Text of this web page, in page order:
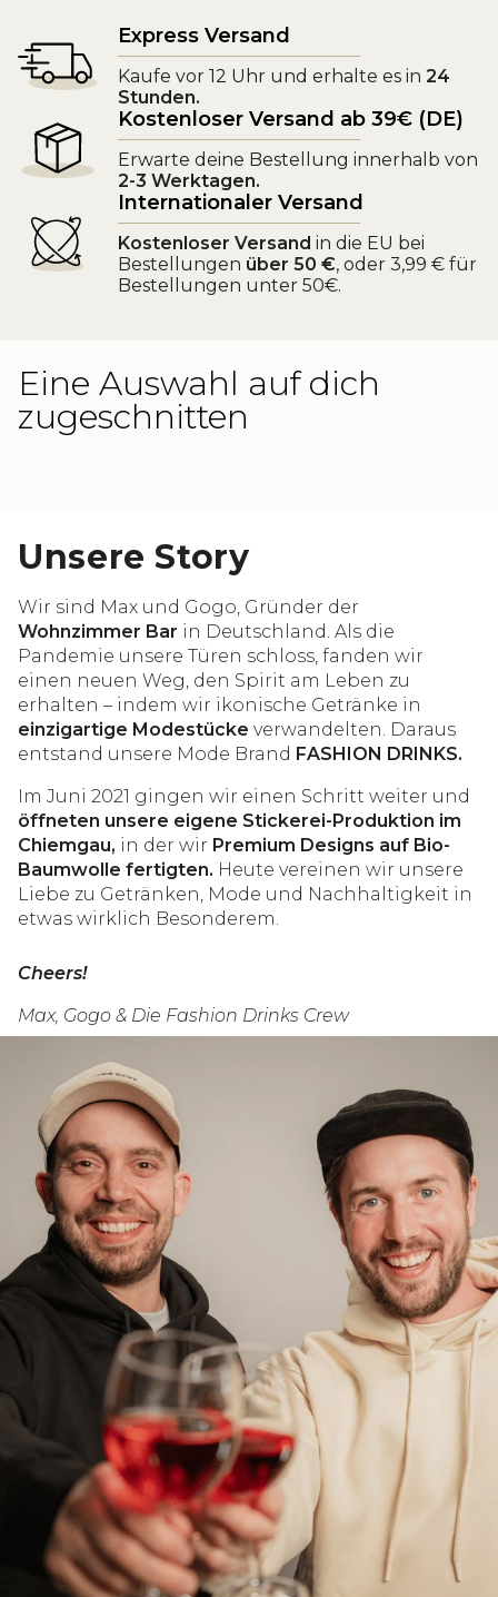
Express Versand
Kaufe vor 12 Uhr und erhalte es in 24
Stunden.
Kostenloser Versand ab 39€ (DE)
Erwarte deine Bestellung innerhalb von
2-3 Werktagen.
Internationaler Versand
Kostenloser Versand in die EU bei
Bestellungen über 50 €, oder 3,99 € für
Bestellungen unter 50€.
Eine Auswahl auf dich
zugeschnitten
Unsere Story
Wir sind Max und Gogo, Gründer der
Wohnzimmer Bar in Deutschland. Als die
Pandemie unsere Türen schloss, fanden wir
einen neuen Weg, den Spirit am Leben zu
erhalten – indem wir ikonische Getränke in
einzigartige Modestücke verwandelten. Daraus
entstand unsere Mode Brand FASHION DRINKS.
Im Juni 2021 gingen wir einen Schritt weiter und
öffneten unsere eigene Stickerei-Produktion im
Chiemgau, in der wir Premium Designs auf Bio-
Baumwolle fertigten. Heute vereinen wir unsere
Liebe zu Getränken, Mode und Nachhaltigkeit in
etwas wirklich Besonderem.
Cheers!
Max, Gogo & Die Fashion Drinks Crew